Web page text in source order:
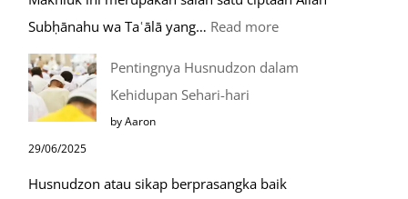
Subḥānahu wa Taʿālā yang… Read more:
Pentingnya Husnudzon dalam
Kehidupan Sehari-hari
by Aaron
29/06/2025
Husnudzon atau sikap berprasangka baik